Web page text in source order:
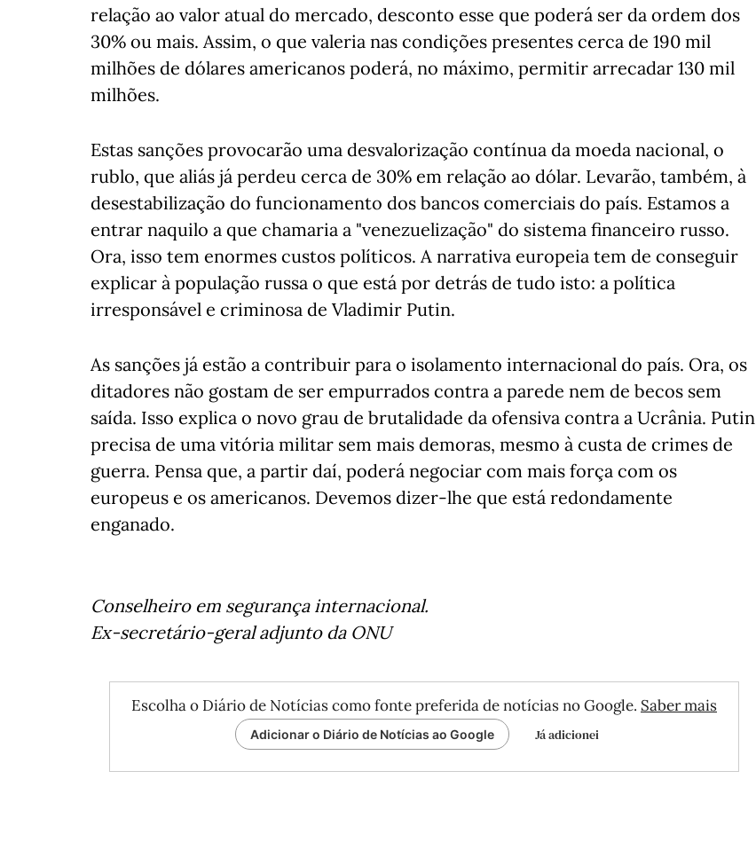
relação ao valor atual do mercado, desconto esse que poderá ser da ordem dos
30% ou mais. Assim, o que valeria nas condições presentes cerca de 190 mil
milhões de dólares americanos poderá, no máximo, permitir arrecadar 130 mil
milhões.
Estas sanções provocarão uma desvalorização contínua da moeda nacional, o
rublo, que aliás já perdeu cerca de 30% em relação ao dólar. Levarão, também, à
desestabilização do funcionamento dos bancos comerciais do país. Estamos a
entrar naquilo a que chamaria a "venezuelização" do sistema financeiro russo.
Ora, isso tem enormes custos políticos. A narrativa europeia tem de conseguir
explicar à população russa o que está por detrás de tudo isto: a política
irresponsável e criminosa de Vladimir Putin.
As sanções já estão a contribuir para o isolamento internacional do país. Ora, os
ditadores não gostam de ser empurrados contra a parede nem de becos sem
saída. Isso explica o novo grau de brutalidade da ofensiva contra a Ucrânia. Putin
precisa de uma vitória militar sem mais demoras, mesmo à custa de crimes de
guerra. Pensa que, a partir daí, poderá negociar com mais força com os
europeus e os americanos. Devemos dizer-lhe que está redondamente
enganado.
Conselheiro em segurança internacional.
Ex-secretário-geral adjunto da ONU
Escolha o Diário de Notícias como fonte preferida de notícias no Google. Saber mais
Adicionar o Diário de Notícias ao Google Já adicionei